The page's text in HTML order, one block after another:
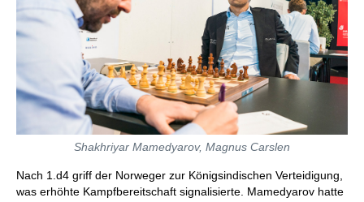
Shakhriyar Mamedyarov, Magnus Carslen
Nach 1.d4 griff der Norweger zur Königsindischen Verteidigung,
was erhöhte Kampfbereitschaft signalisierte. Mamedyarov hatte